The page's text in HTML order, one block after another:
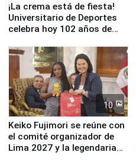
¡La crema está de fiesta!
Universitario de Deportes
celebra hoy 102 años de
10
Keiko Fujimori se reúne con
el comité organizador de
Lima 2027 y la legendaria